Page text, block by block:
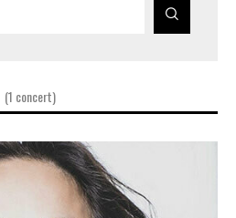
(1 concert)